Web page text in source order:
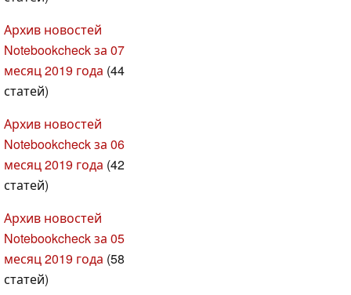
Архив новостей
Notebookcheck за 07
месяц 2019 года (44
статей)
Архив новостей
Notebookcheck за 06
месяц 2019 года (42
статей)
Архив новостей
Notebookcheck за 05
месяц 2019 года (58
статей)